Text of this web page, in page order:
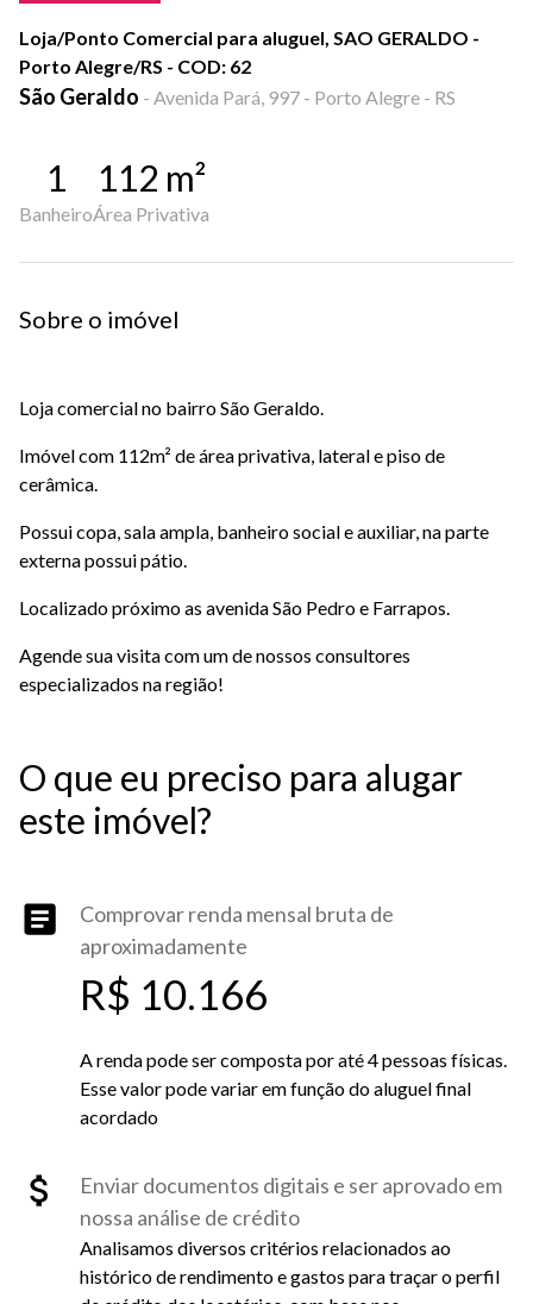
Loja/Ponto Comercial para aluguel, SAO GERALDO -
Porto Alegre/RS - COD: 62
São Geraldo - Avenida Pará, 997 - Porto Alegre - RS
1
Banheiro
112 m²
Área Privativa
Sobre o imóvel
Loja comercial no bairro São Geraldo.
Imóvel com 112m² de área privativa, lateral e piso de
cerâmica.
Possui copa, sala ampla, banheiro social e auxiliar, na parte
externa possui pátio.
Localizado próximo as avenida São Pedro e Farrapos.
Agende sua visita com um de nossos consultores
especializados na região!
O que eu preciso para alugar
este imóvel?
Comprovar renda mensal bruta de
aproximadamente
R$ 10.166
A renda pode ser composta por até 4 pessoas físicas.
Esse valor pode variar em função do aluguel final
acordado
Enviar documentos digitais e ser aprovado em
nossa análise de crédito
Analisamos diversos critérios relacionados ao
histórico de rendimento e gastos para traçar o perfil